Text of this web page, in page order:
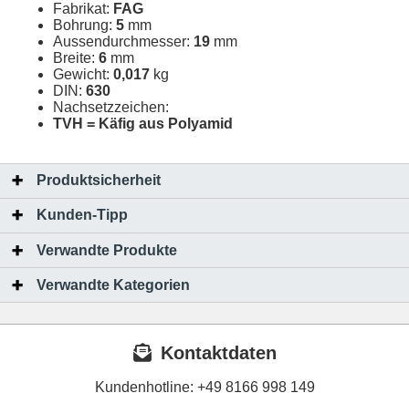
Fabrikat: FAG
Bohrung: 5 mm
Aussendurchmesser: 19 mm
Breite: 6 mm
Gewicht: 0,017 kg
DIN: 630
Nachsetzzeichen:
TVH = Käfig aus Polyamid
Produktsicherheit
Kunden-Tipp
Verwandte Produkte
Verwandte Kategorien
Kontaktdaten
Kundenhotline: +49 8166 998 149